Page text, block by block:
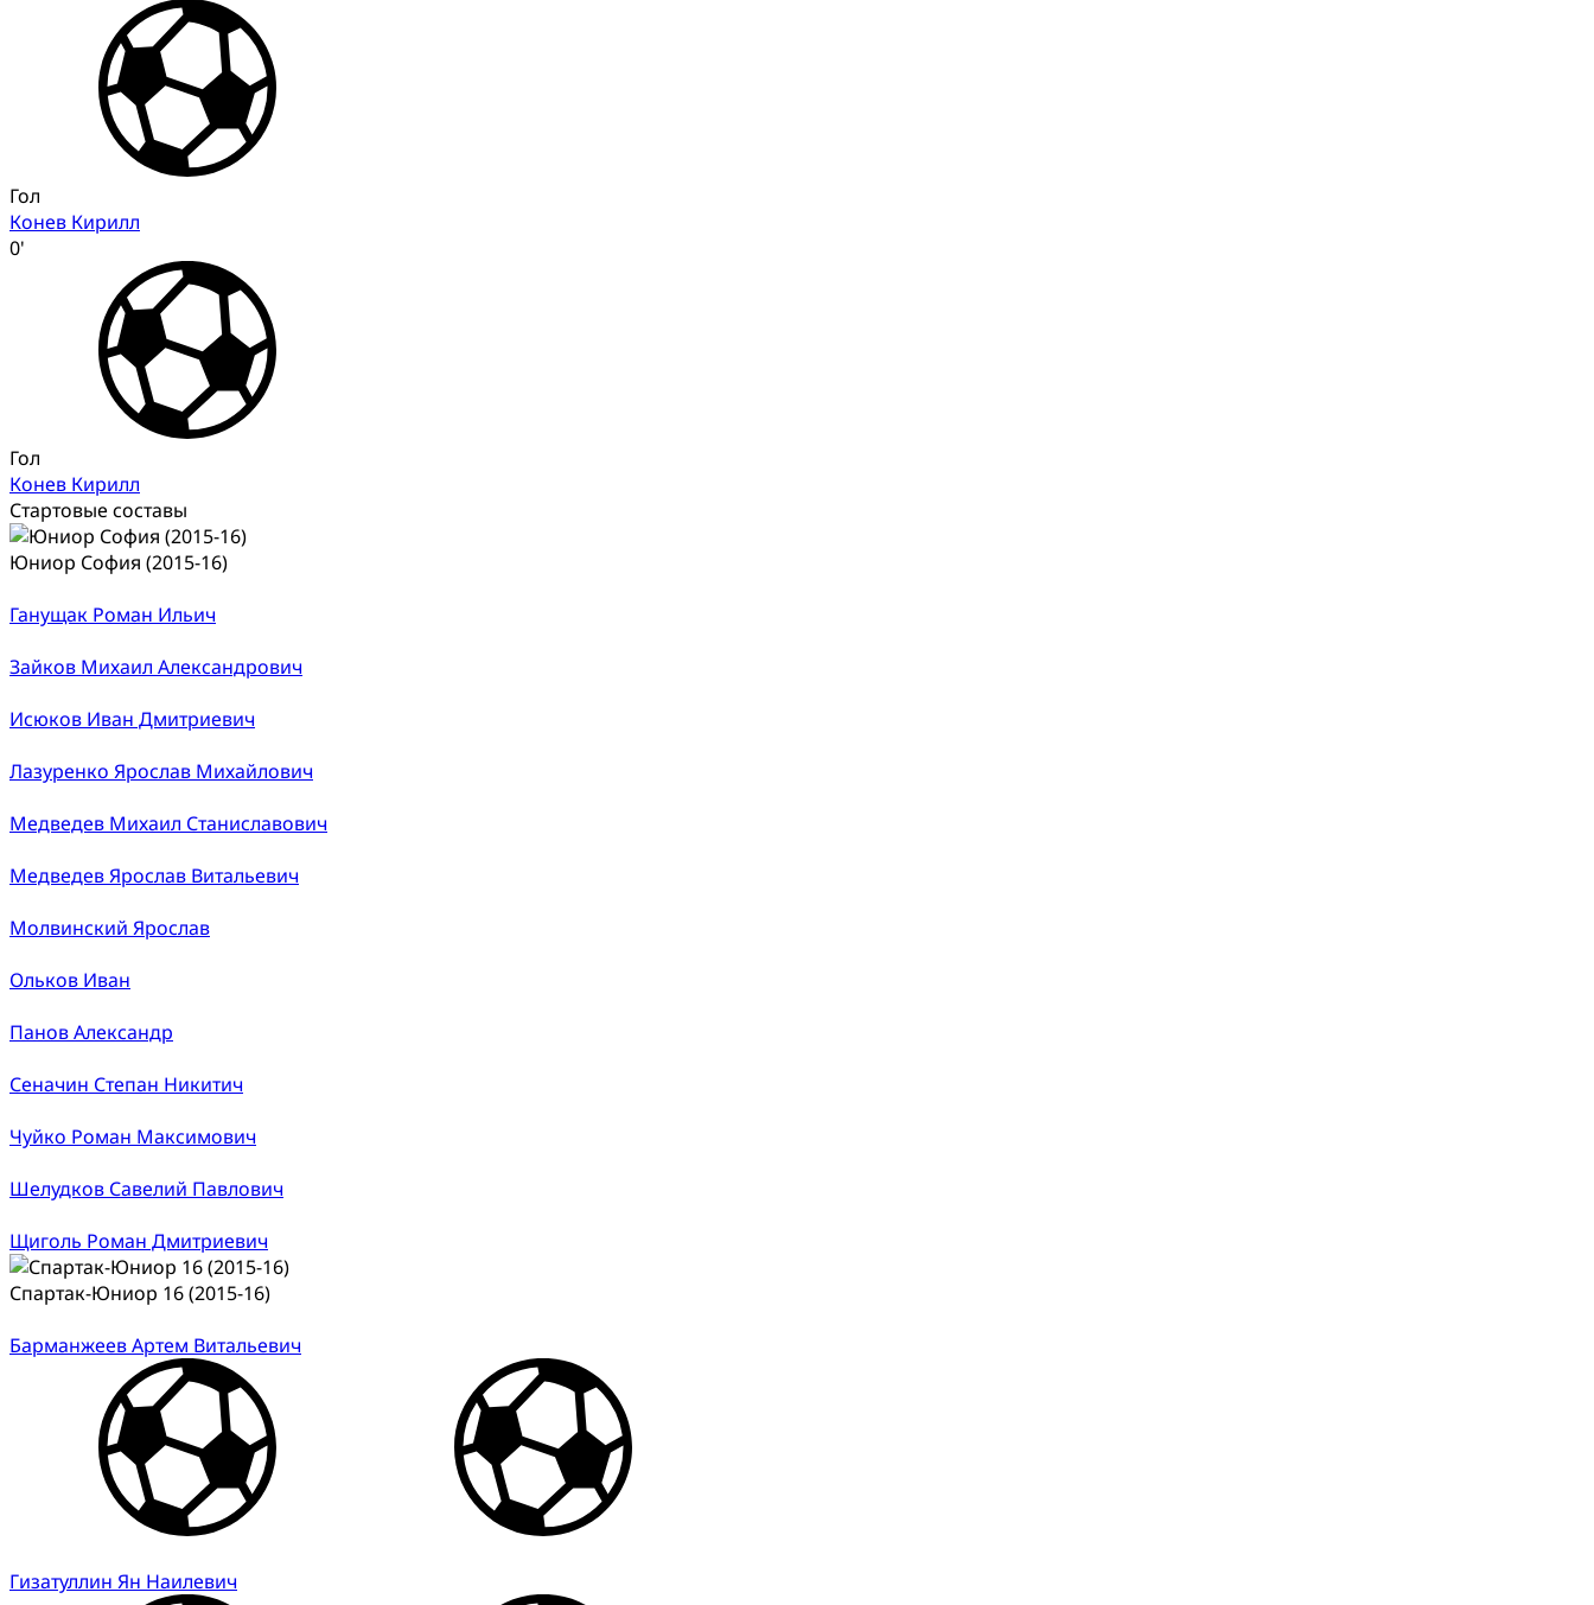
Гол
Конев Кирилл
0'
Гол
Конев Кирилл
Стартовые составы
Юниор София (2015-16)
Ганущак Роман Ильич
Зайков Михаил Александрович
Исюков Иван Дмитриевич
Лазуренко Ярослав Михайлович
Медведев Михаил Станиславович
Медведев Ярослав Витальевич
Молвинский Ярослав
Ольков Иван
Панов Александр
Сеначин Степан Никитич
Чуйко Роман Максимович
Шелудков Савелий Павлович
Щиголь Роман Дмитриевич
Спартак-Юниор 16 (2015-16)
Барманжеев Артем Витальевич
Гизатуллин Ян Наилевич